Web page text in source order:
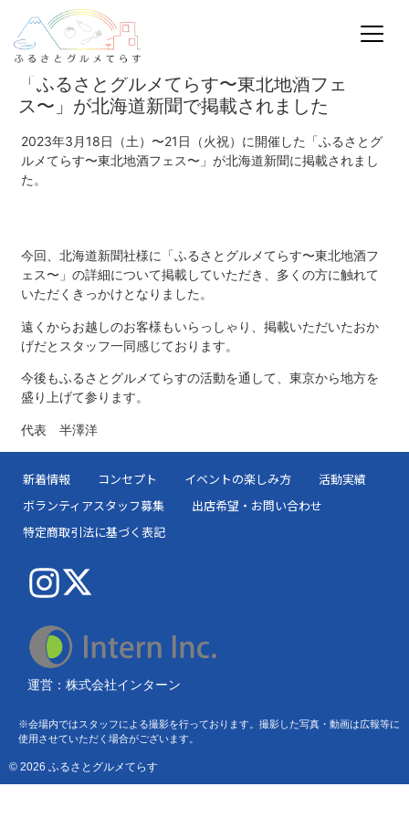
「ふるさとグルメてらす〜東北地酒フェ
ス〜」が北海道新聞で掲載されました
2023年3月18日（土）〜21日（火祝）に開催した「ふるさとグ
ルメてらす〜東北地酒フェス〜」が北海道新聞に掲載されまし
た。
今回、北海道新聞社様に「ふるさとグルメてらす〜東北地酒フ
ェス〜」の詳細について掲載していただき、多くの方に触れて
いただくきっかけとなりました。
遠くからお越しのお客様もいらっしゃり、掲載いただいたおか
げだとスタッフ一同感じております。
今後もふるさとグルメてらすの活動を通して、東京から地方を
盛り上げて参ります。
代表 半澤洋
新着情報 コンセプト イベントの楽しみ方
活動実績
ボランティアスタッフ募集
出店希望・お問い合わせ
特定商取引法に基づく表記
運営：株式会社インターン
※会場内ではスタッフによる撮影を行っております。撮影した写真・動画は広報等に
使用させていただく場合がございます。
© 2026 ふるさとグルメてらす